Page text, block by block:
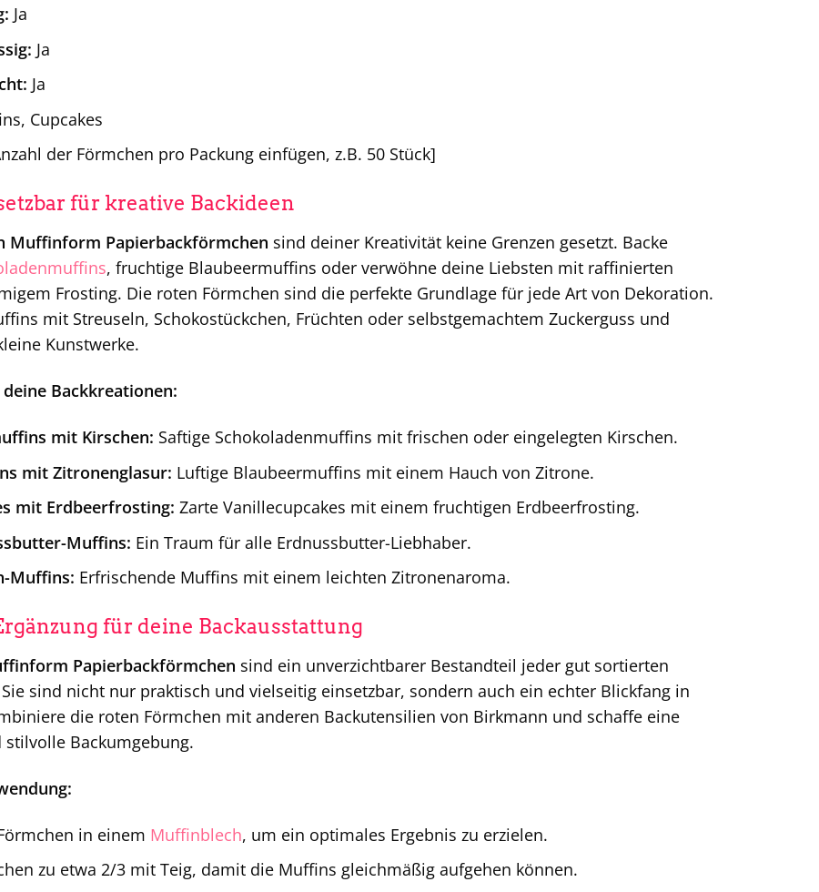
Ja
Ja
Ja
Cupcakes
der Förmchen pro Packung einfügen, z.B. 50 Stück]
für kreative Backideen
Muffinform Papierbackförmchen sind deiner Kreativität keine Grenzen gesetzt. Backe
, fruchtige Blaubeermuffins oder verwöhne deine Liebsten mit raffinierten
Frosting. Die roten Förmchen sind die perfekte Grundlage für jede Art von Dekoration.
mit Streuseln, Schokostückchen, Früchten oder selbstgemachtem Zuckerguss und
Kunstwerke.
Backkreationen:
mit Kirschen: Saftige Schokoladenmuffins mit frischen oder eingelegten Kirschen.
mit Zitronenglasur: Luftige Blaubeermuffins mit einem Hauch von Zitrone.
mit Erdbeerfrosting: Zarte Vanillecupcakes mit einem fruchtigen Erdbeerfrosting.
Muffins: Ein Traum für alle Erdnussbutter-Liebhaber.
Muffins: Erfrischende Muffins mit einem leichten Zitronenaroma.
für deine Backausstattung
Papierbackförmchen sind ein unverzichtbarer Bestandteil jeder gut sortierten
sind nicht nur praktisch und vielseitig einsetzbar, sondern auch ein echter Blickfang in
die roten Förmchen mit anderen Backutensilien von Birkmann und schaffe eine
Backumgebung.
in einem Muffinblech, um ein optimales Ergebnis zu erzielen.
zu etwa 2/3 mit Teig, damit die Muffins gleichmäßig aufgehen können.